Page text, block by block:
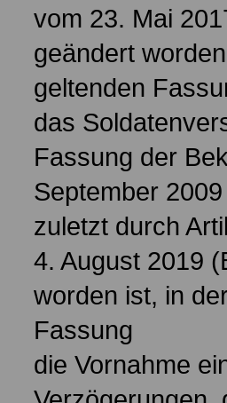
vom 23. Mai
geändert
geltenden
das
Fassung der
September
zuletzt durch
4. August 2019
worden ist, in
Fassung
die Vornahme